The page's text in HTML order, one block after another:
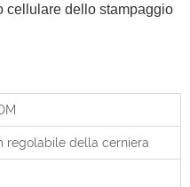
cellulare dello stampaggio
regolabile della cerniera